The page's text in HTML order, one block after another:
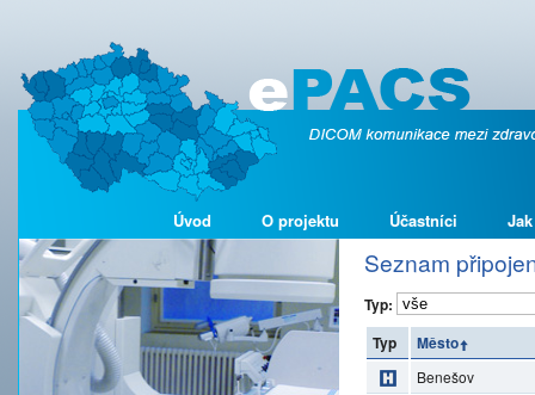
Úvod O projektu Účastníci
Seznam
Typ:
Typ
Město
Benešov